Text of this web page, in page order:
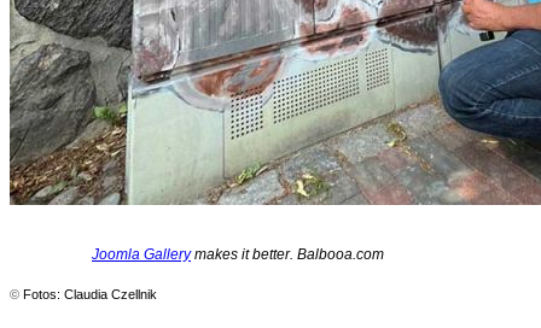
Joomla Gallerymakes it better. Balbooa.com
© Fotos: Claudia Czellnik